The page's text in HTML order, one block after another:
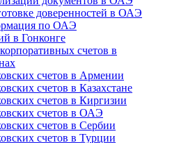
доверенностей в ОАЭ
по ОАЭ
в Гонконге
счетов в
счетов в Армении
счетов в Казахстане
счетов в Киргизии
счетов в ОАЭ
счетов в Сербии
счетов в Турции